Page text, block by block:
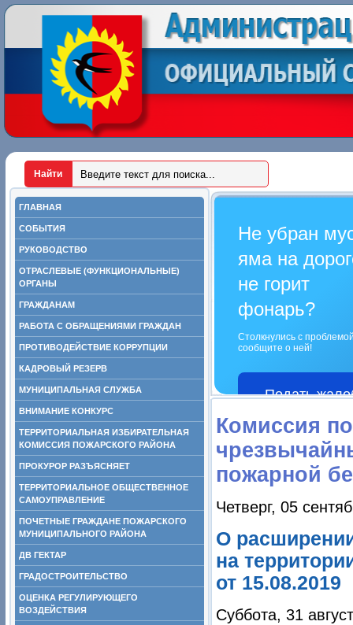
ГЛАВНАЯ
СОБЫТИЯ
РУКОВОДСТВО
ОТРАСЛЕВЫЕ (ФУНКЦИОНАЛЬНЫЕ)
ОРГАНЫ
ГРАЖДАНАМ
РАБОТА С ОБРАЩЕНИЯМИ ГРАЖДАН
ПРОТИВОДЕЙСТВИЕ КОРРУПЦИИ
КАДРОВЫЙ РЕЗЕРВ
МУНИЦИПАЛЬНАЯ СЛУЖБА
ВНИМАНИЕ КОНКУРС
ТЕРРИТОРИАЛЬНАЯ ИЗБИРАТЕЛЬНАЯ
КОМИССИЯ ПОЖАРСКОГО РАЙОНА
ПРОКУРОР РАЗЪЯСНЯЕТ
ТЕРРИТОРИАЛЬНОЕ ОБЩЕСТВЕННОЕ
САМОУПРАВЛЕНИЕ
ПОЧЕТНЫЕ ГРАЖДАНЕ ПОЖАРСКОГО
МУНИЦИПАЛЬНОГО РАЙОНА
ДВ ГЕКТАР
ГРАДОСТРОИТЕЛЬСТВО
ОЦЕНКА РЕГУЛИРУЮЩЕГО
ВОЗДЕЙСТВИЯ
Не убран
яма на
не горит
фонарь?
Столкнулись с
сообщите о ней!
Подать
Комиссия
пожарной
Четверг, 05
О
на
от 15.08.2019
Суббота, 31